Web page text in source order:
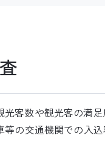
客数や観光客の満
の交通機関での入